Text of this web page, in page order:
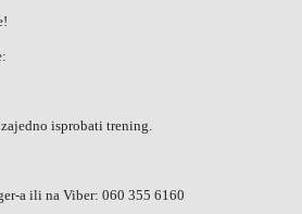
isprobati trening.
a ili na Viber: 060 355 6160